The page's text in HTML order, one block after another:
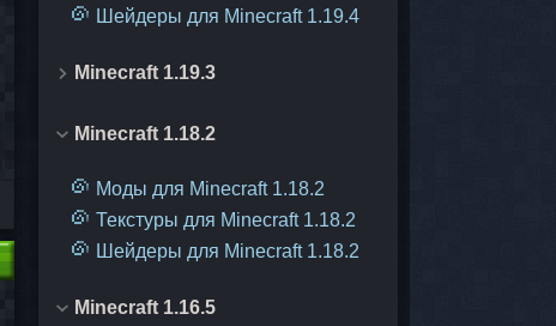
Шейдеры для Minecraft 1.19.4
Minecraft 1.19.3
Minecraft 1.18.2
Моды для Minecraft 1.18.2
Текстуры для Minecraft 1.18.2
Шейдеры для Minecraft 1.18.2
Minecraft 1.16.5